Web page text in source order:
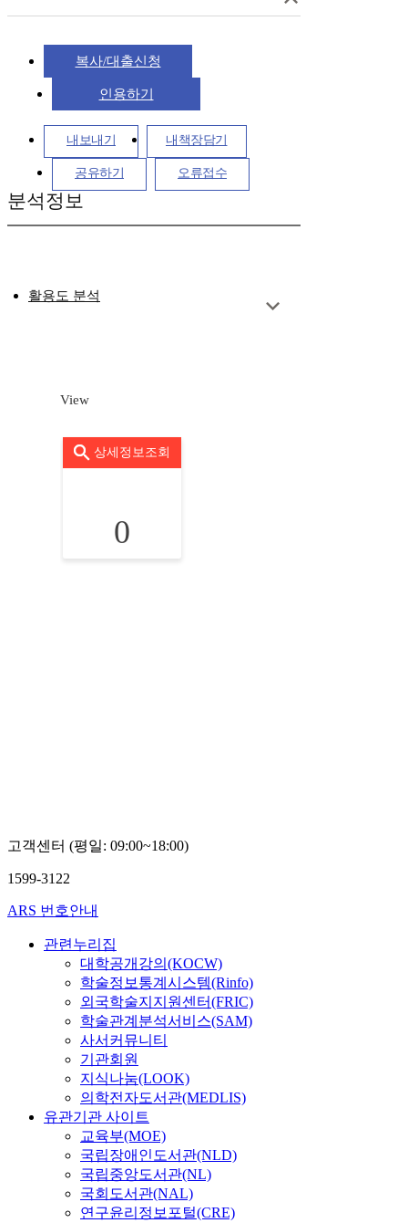
복사/대출신청
인용하기
내보내기 내책장담기
공유하기 오류접수
분석정보
활용도 분석
View
상세정보조회
0
고객센터 (평일: 09:00~18:00)
1599-3122
ARS 번호안내
관련누리집
대학공개강의(KOCW)
학술정보통계시스템(Rinfo)
외국학술지지원센터(FRIC)
학술관계분석서비스(SAM)
사서커뮤니티
기관회원
지식나눔(LOOK)
의학전자도서관(MEDLIS)
유관기관 사이트
교육부(MOE)
국립장애인도서관(NLD)
국립중앙도서관(NL)
국회도서관(NAL)
연구윤리정보포털(CRE)